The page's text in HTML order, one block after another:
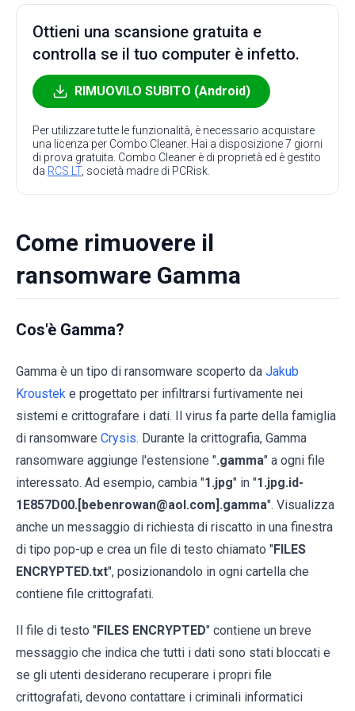
Ottieni una scansione gratuita e
controlla se il tuo computer è infetto.
RIMUOVILO SUBITO (Android)
Per utilizzare tutte le funzionalità, è necessario acquistare
una licenza per Combo Cleaner. Hai a disposizione 7 giorni
di prova gratuita. Combo Cleaner è di proprietà ed è gestito
da RCS LT, società madre di PCRisk.
Come rimuovere il
ransomware Gamma
Cos'è Gamma?
Gamma è un tipo di ransomware scoperto da Jakub
Kroustek e progettato per infiltrarsi furtivamente nei
sistemi e crittografare i dati. Il virus fa parte della famiglia
di ransomware Crysis. Durante la crittografia, Gamma
ransomware aggiunge l'estensione ".gamma" a ogni file
interessato. Ad esempio, cambia "1.jpg" in "1.jpg.id-
1E857D00.[bebenrowan@aol.com].gamma". Visualizza
anche un messaggio di richiesta di riscatto in una finestra
di tipo pop-up e crea un file di testo chiamato "FILES
ENCRYPTED.txt", posizionandolo in ogni cartella che
contiene file crittografati.
Il file di testo "FILES ENCRYPTED" contiene un breve
messaggio che indica che tutti i dati sono stati bloccati e
se gli utenti desiderano recuperare i propri file
crittografati, devono contattare i criminali informatici